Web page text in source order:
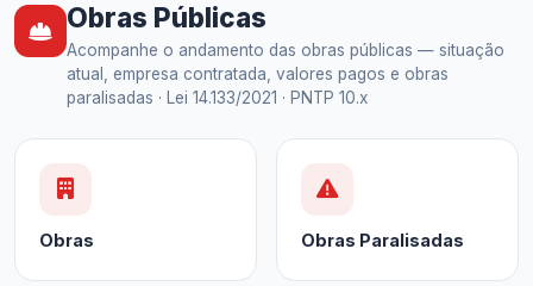
Obras Públicas
Acompanhe o andamento das obras públicas — situação
atual, empresa contratada, valores pagos e obras
paralisadas · Lei 14.133/2021 · PNTP 10.x
Obras Obras Paralisadas